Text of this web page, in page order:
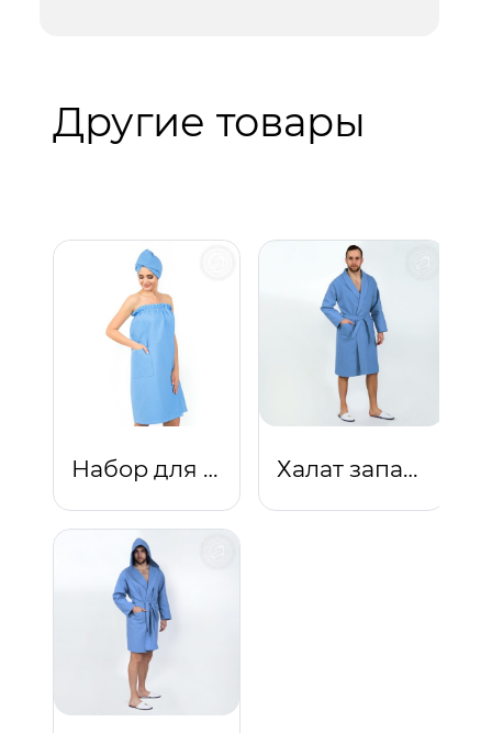
Другие товары
Набор для бани и сауны женский голубой Халат запашной с воротником (голубой)